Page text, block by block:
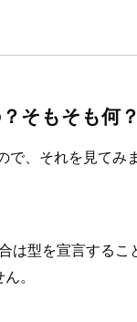
そもそも何？
、それを見てみ
は型を宣言する
。